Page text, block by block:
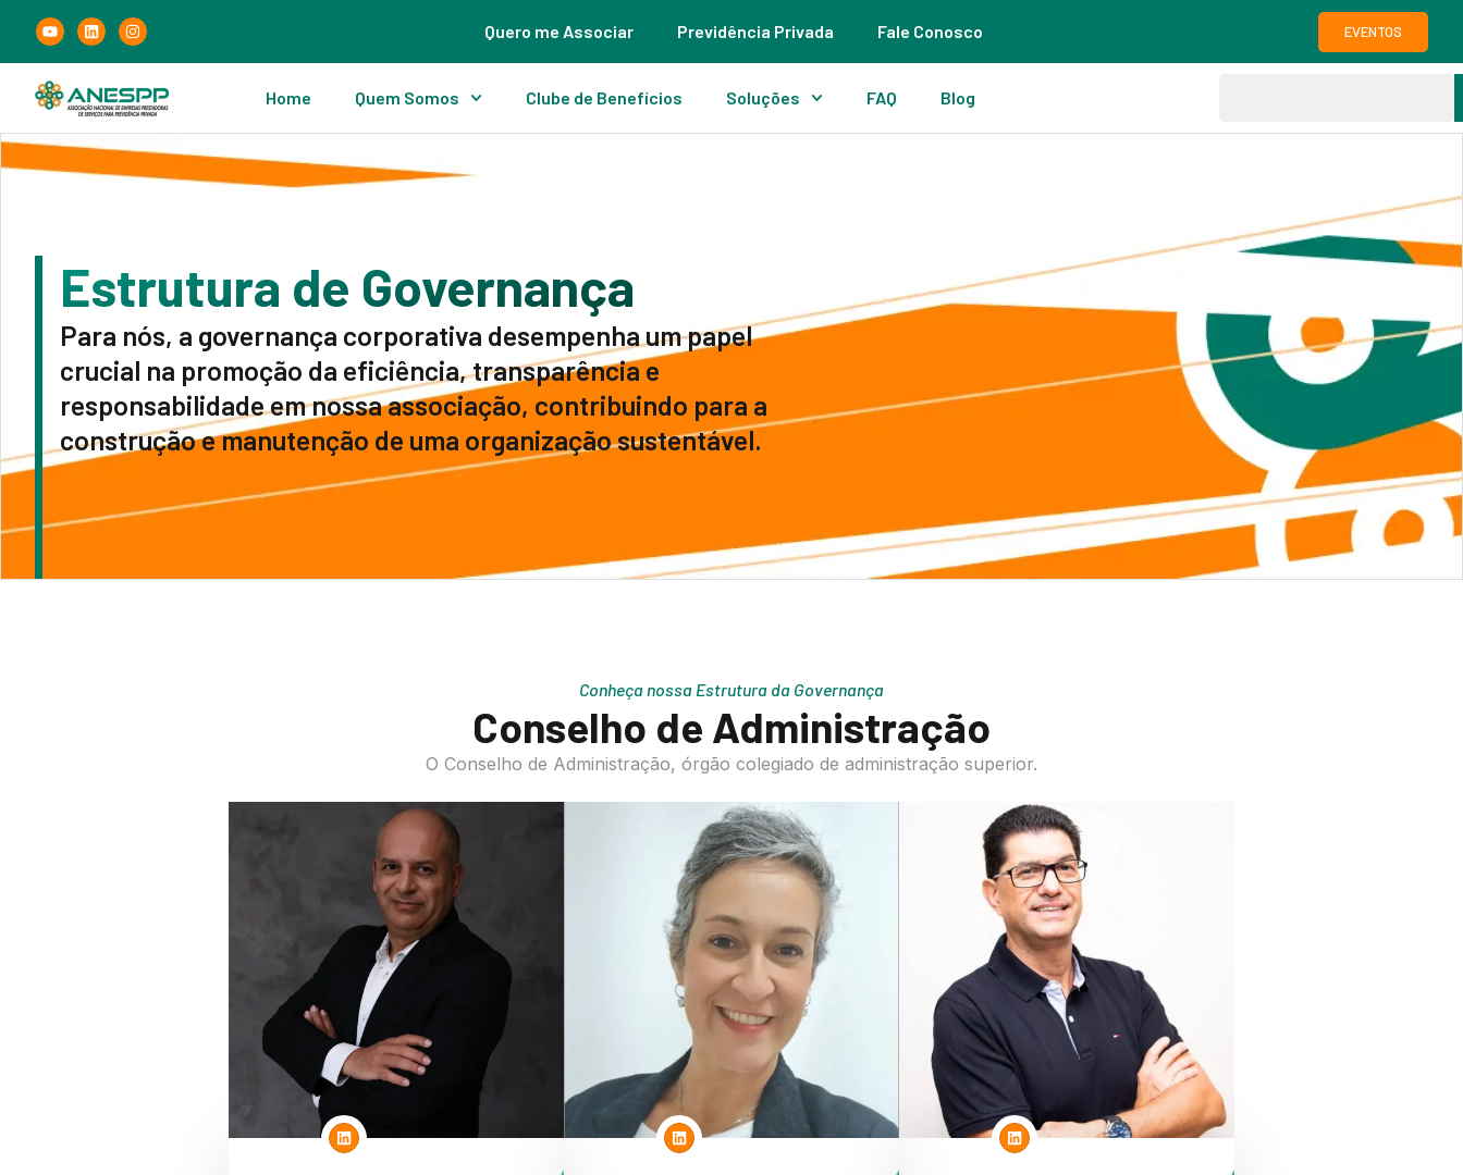
Quero me Associar Previdência Privada Fale Conosco EVENTOS
Home Quem Somos Clube de Benefícios Soluções FAQ Blog
Estrutura de Governança
Para nós, a governança corporativa desempenha um papel
crucial na promoção da eficiência, transparência e
responsabilidade em nossa associação, contribuindo para a
construção e manutenção de uma organização sustentável.
Conheça nossa Estrutura da Governança
Conselho de Administração
O Conselho de Administração, órgão colegiado de administração superior.